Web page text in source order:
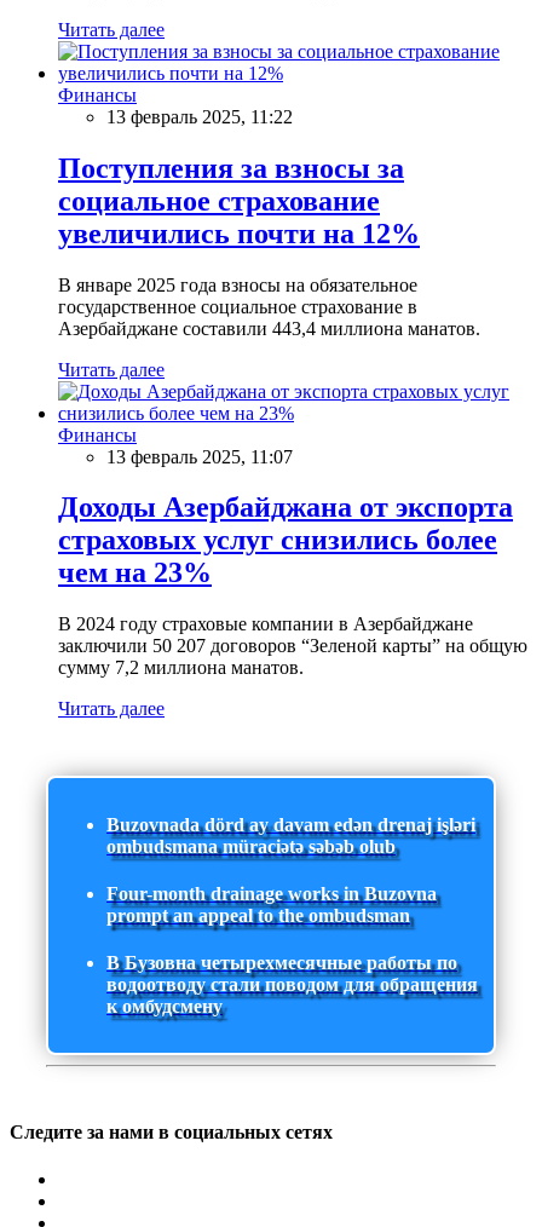
Читать далее
Финансы
13 февраль 2025, 11:22
Поступления за взносы за
социальное страхование
увеличились почти на 12%
В январе 2025 года взносы на обязательное
государственное социальное страхование в
Азербайджане составили 443,4 миллиона манатов.
Читать далее
Финансы
13 февраль 2025, 11:07
Доходы Азербайджана от экспорта
страховых услуг снизились более
чем на 23%
В 2024 году страховые компании в Азербайджане
заключили 50 207 договоров “Зеленой карты” на общую
сумму 7,2 миллиона манатов.
Читать далее
Buzovnada dörd ay davam edən drenaj işləri
ombudsmana müraciətə səbəb olub
Four-month drainage works in Buzovna
prompt an appeal to the ombudsman
В Бузовна четырехмесячные работы по
водоотводу стали поводом для обращения
к омбудсмену
Следите за нами в социальных сетях